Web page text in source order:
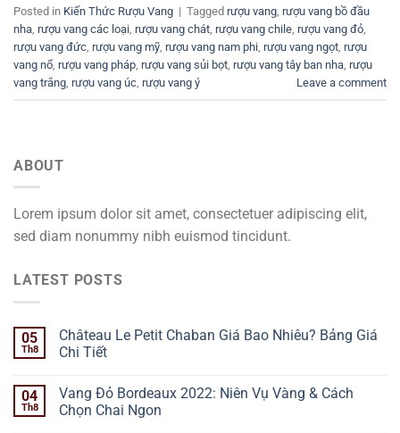
Posted in Kiến Thức Rượu Vang | Tagged rượu vang, rượu vang bồ đầu
nha, rượu vang các loại, rượu vang chát, rượu vang chile, rượu vang đỏ,
rượu vang đức, rượu vang mỹ, rượu vang nam phi, rượu vang ngọt, rượu
vang nổ, rượu vang pháp, rượu vang sủi bọt, rượu vang tây ban nha, rượu
vang trắng, rượu vang úc, rượu vang ý Leave a comment
ABOUT
Lorem ipsum dolor sit amet, consectetuer adipiscing elit,
sed diam nonummy nibh euismod tincidunt.
LATEST POSTS
05
Th8
Château Le Petit Chaban Giá Bao Nhiêu? Bảng Giá
Chi Tiết
04
Th8
Vang Đỏ Bordeaux 2022: Niên Vụ Vàng & Cách
Chọn Chai Ngon